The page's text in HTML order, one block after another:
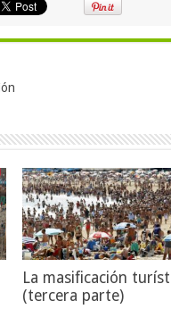
La masificación
(tercera parte)